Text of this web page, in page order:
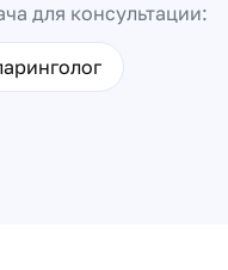
для консультации: